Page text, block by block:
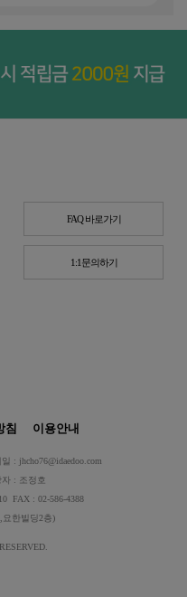
FAQ 바로가기
1:1문의하기
침 이용안내
: jhcho76@idaedoo.com
: 조정호
FAX : 02-586-4388
요한빌딩2층)